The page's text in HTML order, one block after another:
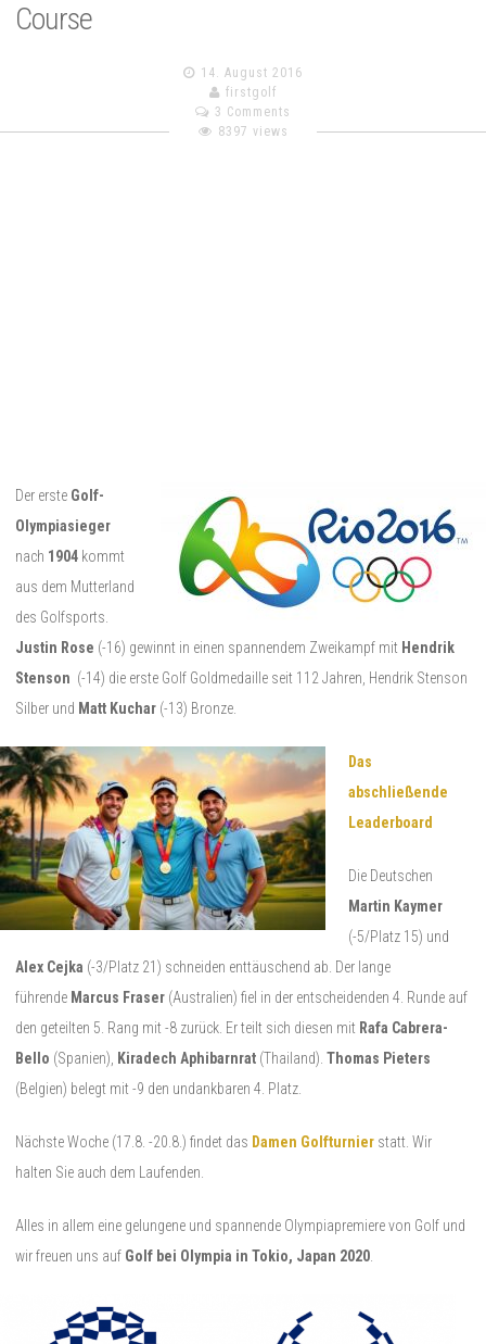
Course
14. August 2016
firstgolf
3 Comments
8397 views
Der erste Golf-
Olympiasieger
nach 1904 kommt
aus dem Mutterland
des Golfsports.
Justin Rose (-16) gewinnt in einen spannendem Zweikampf mit Hendrik
Stenson (-14) die erste Golf Goldmedaille seit 112 Jahren, Hendrik Stenson
Silber und Matt Kuchar (-13) Bronze.
Das
abschließende
Leaderboard
Die Deutschen
Martin Kaymer
(-5/Platz 15) und
Alex Cejka (-3/Platz 21) schneiden enttäuschend ab. Der lange
führende Marcus Fraser (Australien) fiel in der entscheidenden 4. Runde auf
den geteilten 5. Rang mit -8 zurück. Er teilt sich diesen mit Rafa Cabrera-
Bello (Spanien), Kiradech Aphibarnrat (Thailand). Thomas Pieters
(Belgien) belegt mit -9 den undankbaren 4. Platz.
Nächste Woche (17.8. -20.8.) findet das Damen Golfturnier statt. Wir
halten Sie auch dem Laufenden.
Alles in allem eine gelungene und spannende Olympiapremiere von Golf und
wir freuen uns auf Golf bei Olympia in Tokio, Japan 2020